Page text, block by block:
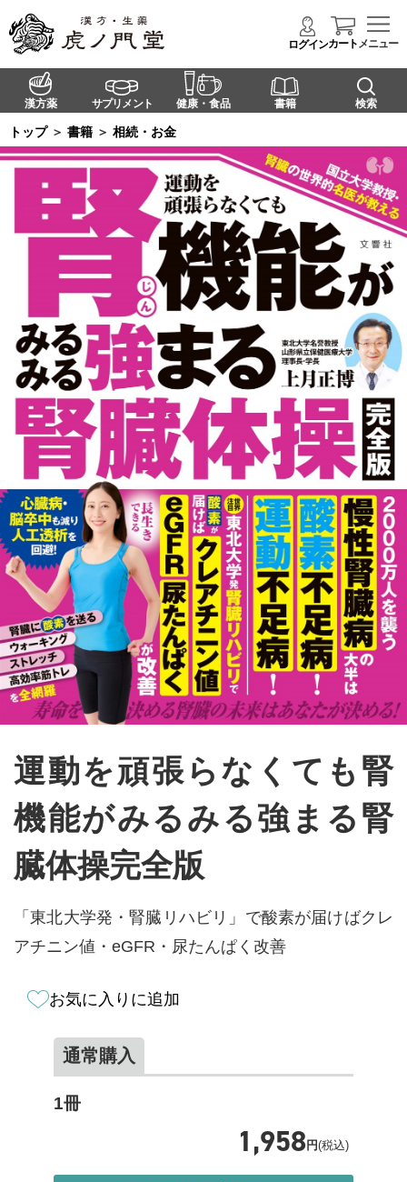
ログインカートメニュー
漢方薬 サプリメント 健康・食品 書籍 検索
トップ ＞ 書籍 ＞ 相続・お金
運動を頑張らなくても腎
機能がみるみる強まる腎
臓体操完全版
「東北大学発・腎臓リハビリ」で酸素が届けばクレ
アチニン値・eGFR・尿たんぱく改善
お気に入りに追加
通常購入
1冊
1,958円(税込)